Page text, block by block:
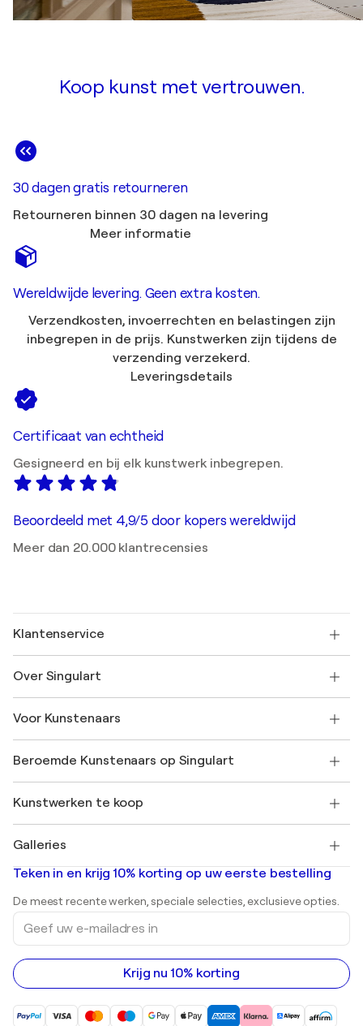
Koop kunst met vertrouwen.
30 dagen gratis retourneren
Retourneren binnen 30 dagen na levering
Meer informatie
Wereldwijde levering. Geen extra kosten.
Verzendkosten, invoerrechten en belastingen zijn
inbegrepen in de prijs. Kunstwerken zijn tijdens de
verzending verzekerd.
Leveringsdetails
Certificaat van echtheid
Gesigneerd en bij elk kunstwerk inbegrepen.
Beoordeeld met 4,9/5 door kopers wereldwijd
Meer dan 20.000 klantrecensies
Klantenservice
Verzenden
SINGULART Cadeaubon
Neem deel aan ons handelsprogramma
Mijn Account
+31 20 241 4758
Over Singulart
Veelgestelde Vragen
Singulart Magazine
Werken bij SINGULART
Ontdek gecureerde originele kunst
Voor Kunstenaars
Inloggen als Artiest
Beroemde Kunstenaars op Singulart
Marc Chagall
Banksy
Mr. Brainwash
Shepard Fairey
Kunstwerken te koop
Abstracte schilderijen te koop
Landschapsschilderijen
Beelden
Acrylverfschilderijen
Galleries
Kunstgaleries in Nederland
Teken in en krijg 10% korting op uw eerste bestelling
De meest recente werken, speciale selecties, exclusieve opties.
Geef
uw
e-
mailadres
in
Krijg nu 10% korting